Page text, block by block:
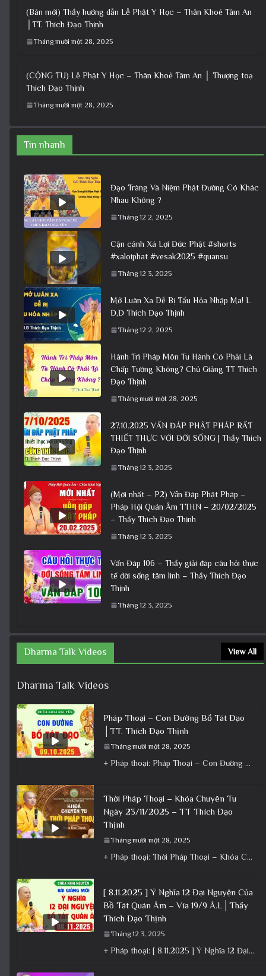
(Bản mới) Thầy hướng dẫn Lễ Phật Y Học – Thân Khoẻ Tâm An
│TT. Thích Đạo Thịnh
Tháng mười một 28, 2025
(CỘNG TU) Lễ Phật Y Học – Thân Khoẻ Tâm An │ Thượng toạ
Thích Đạo Thịnh
Tháng mười một 28, 2025
Tin nhanh
Đạo Tràng Và Niệm Phật Đường Có Khác
Nhau Không ?
Tháng 12 2, 2025
Cận cảnh Xá Lợi Đức Phật #shorts
#xaloiphat #vesak2025 #quansu
Tháng 12 3, 2025
Mở Luân Xa Dễ Bị Tẩu Hỏa Nhập Ma! L
Đ,Đ Thích Đạo Thịnh
Tháng 12 2, 2025
Hành Trì Pháp Môn Tu Hành Có Phải Là
Chấp Tướng Không? Chủ Giảng TT Thích
Đạo Thịnh
Tháng mười một 28, 2025
27.10.2025 VẤN ĐÁP PHẬT PHÁP RẤT
THIẾT THỰC VỚI ĐỜI SỐNG | Thầy Thích
Đạo Thịnh
Tháng 12 3, 2025
(Mới nhất – P2) Vấn Đáp Phật Pháp –
Pháp Hội Quán Âm TTHN – 20/02/2025
– Thầy Thích Đạo Thịnh
Tháng 12 3, 2025
Vấn Đáp 106 – Thầy giải đáp câu hỏi thực
tế đời sống tâm linh – Thầy Thích Đạo
Thịnh
Tháng 12 3, 2025
Dharma Talk Videos View All
Dharma Talk Videos
Pháp Thoại – Con Đường Bồ Tát Đạo
│TT. Thích Đạo Thịnh
Tháng mười một 28, 2025
+ Pháp thoại: Pháp Thoại – Con Đường Bồ Tát Đạo │TT. Thích Đạo Thịnh + Album: Pháp Thoại +
Thời Pháp Thoại – Khóa Chuyên Tu
Ngày 23/11/2025 – TT Thích Đạo
Thịnh
Tháng mười một 28, 2025
+ Pháp thoại: Thời Pháp Thoại – Khóa Chuyên Tu Ngày 23/11/2025 – TT Thích Đạo Thịnh + Album: Pháp
[ 8.11.2025 ] Ý Nghĩa 12 Đại Nguyện Của
Bồ Tát Quán Âm – Vía 19/9 Â.L│Thầy
Thích Đạo Thịnh
Tháng 12 3, 2025
+ Pháp thoại: [ 8.11.2025 ] Ý Nghĩa 12 Đại Nguyện Của Bồ Tát Quán Âm – Vía 19/9 Â.L│Thầy